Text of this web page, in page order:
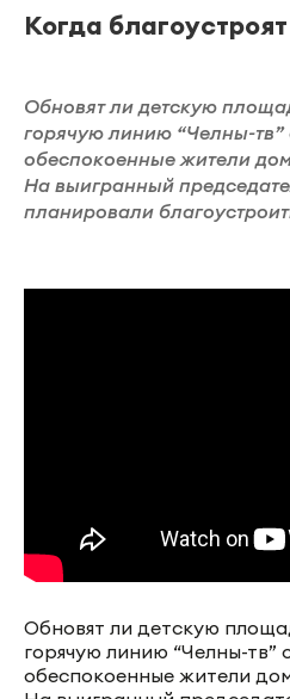
Когда
Обновят ли детскую
горячую линию “Челны-тв”
обеспокоенные жители
На выигранный
планировали
Обновят ли детскую
горячую линию “Челны-тв”
обеспокоенные жители